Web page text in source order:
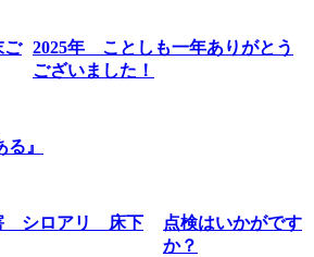
2025年 ことしも一年ありがとう
ございました！
る』
点検はいかがです
か？